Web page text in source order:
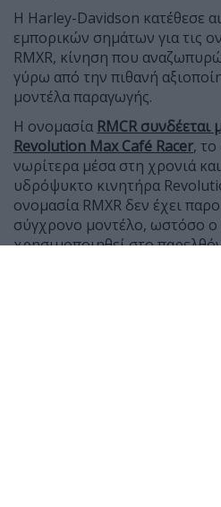
Η Harley-Davidson κατέθεσε
εμπορικών σημάτων για τις
RMXR, κίνηση που
γύρω από την πιθανή
μοντέλα παραγωγής.
Η ονομασία RMCR
Revolution Max Café Racer,
νωρίτερα μέσα στη χρονιά
υδρόψυκτο κινητήρα
ονομασία RMXR δεν έχει
σύγχρονο μοντέλο, ωστόσο ο
χρησιμοποιηθεί στο